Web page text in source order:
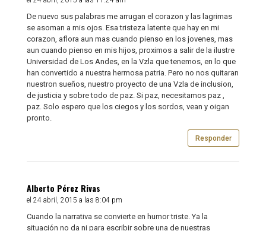
De nuevo sus palabras me arrugan el corazon y las lagrimas
se asoman a mis ojos. Esa tristeza latente que hay en mi
corazon, aflora aun mas cuando pienso en los jovenes, mas
aun cuando pienso en mis hijos, proximos a salir de la ilustre
Universidad de Los Andes, en la Vzla que tenemos, en lo que
han convertido a nuestra hermosa patria. Pero no nos quitaran
nuestron sueños, nuestro proyecto de una Vzla de inclusion,
de justicia y sobre todo de paz. Si paz, necesitamos paz ,
paz. Solo espero que los ciegos y los sordos, vean y oigan
pronto.
Responder
Alberto Pérez Rivas
el 24 abril, 2015 a las 8:04 pm
Cuando la narrativa se convierte en humor triste. Ya la
situación no da ni para escribir sobre una de nuestras